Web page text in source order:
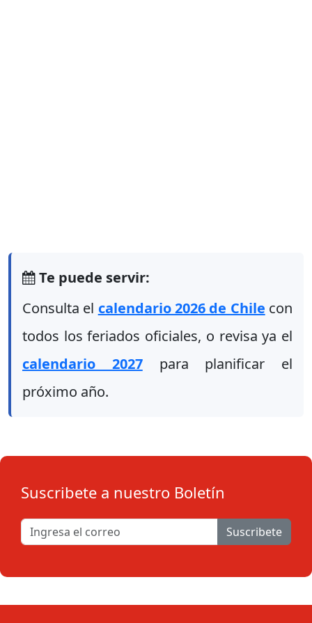
Te puede servir:
Consulta el calendario 2026 de Chile con
todos los feriados oficiales, o revisa ya el
calendario 2027para planificar el
próximo año.
Suscribete a nuestro Boletín
Suscribete